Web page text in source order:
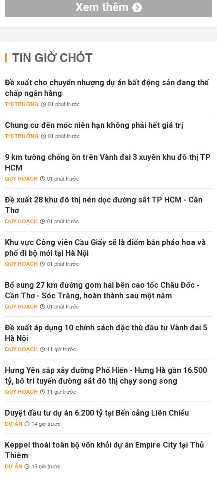
Xem thêm
TIN GIỜ CHÓT
Đề xuất cho chuyển nhượng dự án bất động sản đang thế
chấp ngân hàng
THỊ TRƯỜNG 01 phút trước
Chung cư đến mốc niên hạn không phải hết giá trị
THỊ TRƯỜNG 01 phút trước
9 km tường chống ồn trên Vành đai 3 xuyên khu đô thị TP
HCM
QUY HOẠCH 01 phút trước
Đề xuất 28 khu đô thị nén dọc đường sắt TP HCM - Cần
Thơ
QUY HOẠCH 01 phút trước
Khu vực Công viên Cầu Giấy sẽ là điểm bắn pháo hoa và
phố đi bộ mới tại Hà Nội
QUY HOẠCH 01 phút trước
Bổ sung 27 km đường gom hai bên cao tốc Châu Đốc -
Cần Thơ - Sóc Trăng, hoàn thành sau một năm
QUY HOẠCH 01 phút trước
Đề xuất áp dụng 10 chính sách đặc thù đầu tư Vành đai 5
Hà Nội
QUY HOẠCH 11 giờ trước
Hưng Yên sắp xây đường Phố Hiến - Hưng Hà gần 16.500
tỷ, bố trí tuyến đường sắt đô thị chạy song song
QUY HOẠCH 11 giờ trước
Duyệt đầu tư dự án 6.200 tỷ tại Bến cảng Liên Chiểu
DỰ ÁN 14 giờ trước
Keppel thoái toàn bộ vốn khỏi dự án Empire City tại Thủ
Thiêm
DỰ ÁN 15 giờ trước